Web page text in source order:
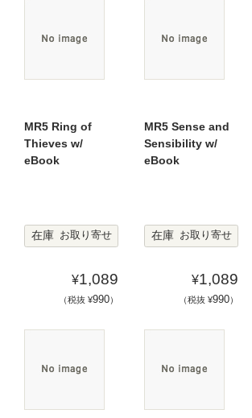
MR5 Ring of
Thieves w/
eBook
在庫 お取り寄せ
¥1,089
（税抜 ¥990）
MR5 Sense and
Sensibility w/
eBook
在庫 お取り寄せ
¥1,089
（税抜 ¥990）